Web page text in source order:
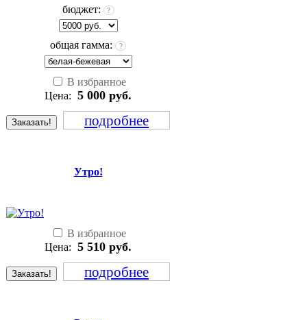
бюджет: ?
общая гамма: ?
В избранное
Цена: 5 000 руб.
Заказать! подробнее
Утро!
В избранное
Цена: 5 510 руб.
Заказать! подробнее